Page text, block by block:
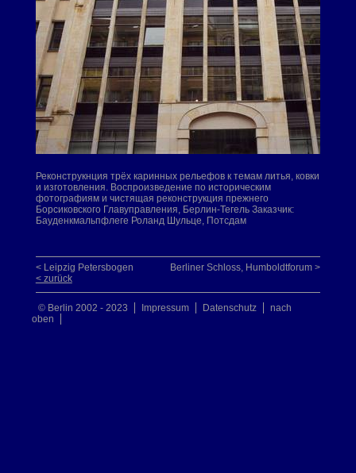
Реконструкнция трёх каринных рельефов к темам литья, ковки
и изготовления. Воспроизведение по историческим
фотографиям и чистящая реконструкция прежнего
Борсиковского Главуправления, Берлин-Тегель Заказчик:
Бауденкмальпфлеге Роланд Шульце, Потсдам
Berliner Schloss, Humboldtforum >
< Leipzig Petersbogen
< zurück
© Berlin 2002 - 2023 Impressum Datenschutz
nach
oben